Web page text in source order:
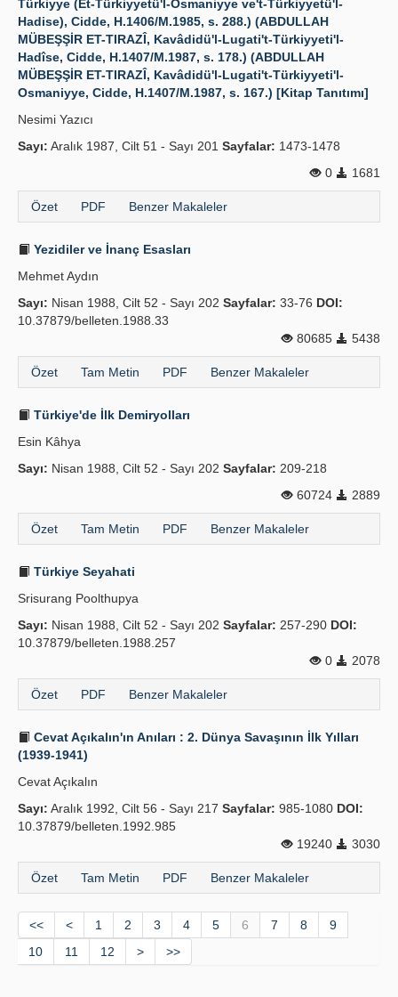
Türkiyye (Et-Türkiyyetü'l-Osmaniyye ve't-Türkiyyetü'l-
Hadise), Cidde, H.1406/M.1985, s. 288.) (ABDULLAH
MÜBEŞŞİR ET-TIRAZÎ, Kavâdidü'l-Lugati't-Türkiyyeti'l-
Hadîse, Cidde, H.1407/M.1987, s. 178.) (ABDULLAH
MÜBEŞŞİR ET-TIRAZÎ, Kavâdidü'l-Lugati't-Türkiyyeti'l-
Osmaniyye, Cidde, H.1407/M.1987, s. 167.) [Kitap Tanıtımı]
Nesimi Yazıcı
Sayı: Aralık 1987, Cilt 51 - Sayı 201 Sayfalar: 1473-1478
0
1681
Özet PDF Benzer Makaleler
Yezidiler ve İnanç Esasları
Mehmet Aydın
Sayı: Nisan 1988, Cilt 52 - Sayı 202 Sayfalar: 33-76 DOI:
10.37879/belleten.1988.33
80685
5438
Özet Tam Metin PDF Benzer Makaleler
Türkiye'de İlk Demiryolları
Esin Kâhya
Sayı: Nisan 1988, Cilt 52 - Sayı 202 Sayfalar: 209-218
60724
2889
Özet Tam Metin PDF Benzer Makaleler
Türkiye Seyahati
Srisurang Poolthupya
Sayı: Nisan 1988, Cilt 52 - Sayı 202 Sayfalar: 257-290 DOI:
10.37879/belleten.1988.257
0
2078
Özet PDF Benzer Makaleler
Cevat Açıkalın'ın Anıları : 2. Dünya Savaşının İlk Yılları
(1939-1941)
Cevat Açıkalın
Sayı: Aralık 1992, Cilt 56 - Sayı 217 Sayfalar: 985-1080 DOI:
10.37879/belleten.1992.985
19240
3030
Özet Tam Metin PDF Benzer Makaleler
<< < 1 2 3 4 5 6 7 8
9
10
11 12 > >>